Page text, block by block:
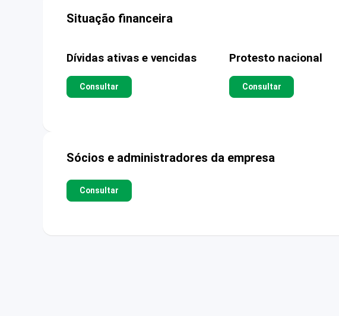
Situação financeira
Dívidas ativas e vencidas
Consultar
Protesto nacional
Consultar
Sócios e administradores da empresa
Consultar